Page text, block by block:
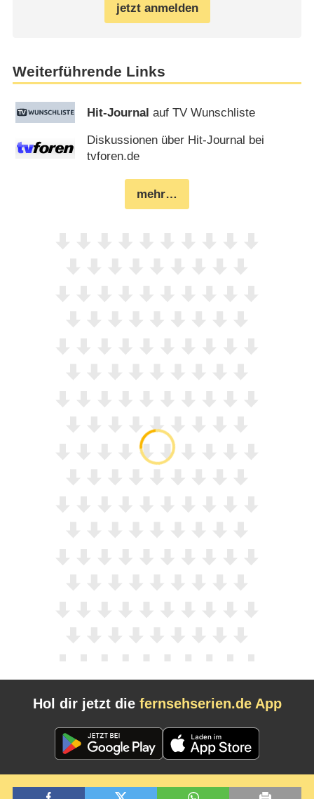
jetzt anmelden
Weiterführende Links
Hit-Journal auf TV Wunschliste
Diskussionen über Hit-Journal bei
tvforen.de
mehr…
Hol dir jetzt die fernsehserien.de App